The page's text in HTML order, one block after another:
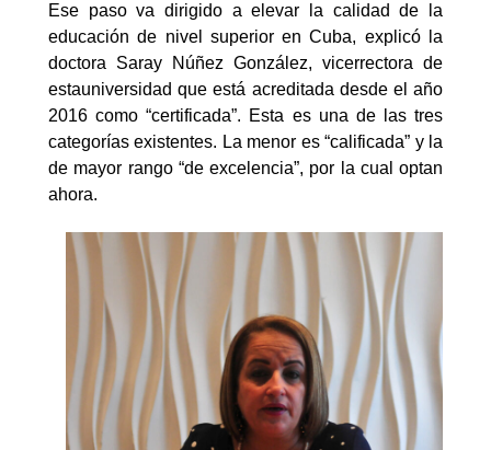
Ese paso va dirigido a elevar la calidad de la
educación de nivel superior en Cuba, explicó la
doctora Saray Núñez González, vicerrectora de
estauniversidad que está acreditada desde el año
2016 como “certificada”. Esta es una de las tres
categorías existentes. La menor es “calificada” y la
de mayor rango “de excelencia”, por la cual optan
ahora.